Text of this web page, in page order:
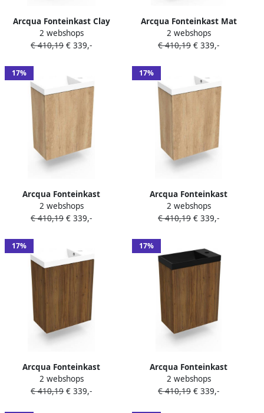
Arcqua Fonteinkast Clay
Ridge 40x55x28 cm Incl.
Fontein Mat Wit Zonder
2 webshops
€ 410,19 € 339,-
Arcqua Fonteinkast Mat
Zwart Luna 40x55x28 cm
Incl. Fontein Mat Zwart
2 webshops
€ 410,19 € 339,-
17%
Arcqua Fonteinkast
Nebraska Oak Luna
40x55x28 cm Incl. Fontein
2 webshops
€ 410,19 € 339,-
17%
Arcqua Fonteinkast
Nebraska Oak Luna
40x55x28 cm Incl. Fontein
2 webshops
€ 410,19 € 339,-
17%
Arcqua Fonteinkast
Maddison Oak Luna
40x55x28 cm Incl. Fontein
2 webshops
€ 410,19 € 339,-
17%
Arcqua Fonteinkast
Maddison Oak Luna
40x55x28 cm Incl. Fontein
2 webshops
€ 410,19 € 339,-